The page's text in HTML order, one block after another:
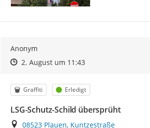
Anonym
Zeitpunkt des Erstellens
Zeitpunkt des Erstellens
2. August um 11:43Zur Äußerung
Kategorie
Graffiti Status
Erledigt
LSG-Schutz-Schild übersprüht
Ort
08523 Plauen, Kuntzestraße